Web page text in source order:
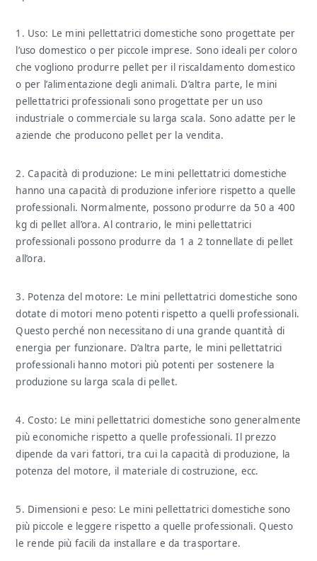
1. Uso: Le mini pellettatrici domestiche sono progettate per
l’uso domestico o per piccole imprese. Sono ideali per coloro
che vogliono produrre pellet per il riscaldamento domestico
o per l’alimentazione degli animali. D’altra parte, le mini
pellettatrici professionali sono progettate per un uso
industriale o commerciale su larga scala. Sono adatte per le
aziende che producono pellet per la vendita.
2. Capacità di produzione: Le mini pellettatrici domestiche
hanno una capacità di produzione inferiore rispetto a quelle
professionali. Normalmente, possono produrre da 50 a 400
kg di pellet all’ora. Al contrario, le mini pellettatrici
professionali possono produrre da 1 a 2 tonnellate di pellet
all’ora.
3. Potenza del motore: Le mini pellettatrici domestiche sono
dotate di motori meno potenti rispetto a quelli professionali.
Questo perché non necessitano di una grande quantità di
energia per funzionare. D’altra parte, le mini pellettatrici
professionali hanno motori più potenti per sostenere la
produzione su larga scala di pellet.
4. Costo: Le mini pellettatrici domestiche sono generalmente
più economiche rispetto a quelle professionali. Il prezzo
dipende da vari fattori, tra cui la capacità di produzione, la
potenza del motore, il materiale di costruzione, ecc.
5. Dimensioni e peso: Le mini pellettatrici domestiche sono
più piccole e leggere rispetto a quelle professionali. Questo
le rende più facili da installare e da trasportare.